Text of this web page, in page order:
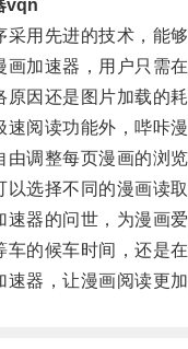
vqn
先进的技术，能够
速器，用户只需在
还是图片加载的耗
读功能外，哔咔漫
整每页漫画的浏览
择不同的漫画读取
的问世，为漫画爱
候车时间，还是在
器，让漫画阅读更加